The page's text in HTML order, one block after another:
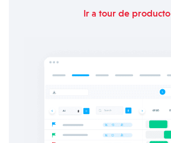
Ir a tour de producto